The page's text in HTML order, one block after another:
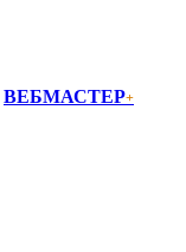
ВЕБМАСТЕР+